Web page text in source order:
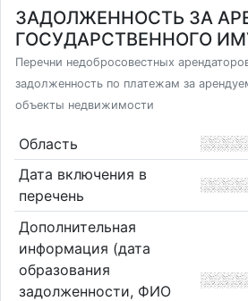
ЗАДОЛЖЕННОСТЬ ЗА
ГОСУДАРСТВЕННОГО
Перечни недобросовестных
задолженность по платежам за
объекты недвижимости
Область
Дата включения в
перечень
Дополнительная
информация (дата
образования
задолженности, ФИО